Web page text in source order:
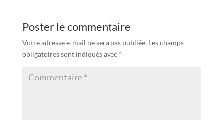
Poster le commentaire
Votre adresse e-mail ne sera pas publiée. Les champs
obligatoires sont indiqués avec *